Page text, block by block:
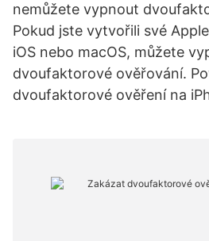
nemůžete vypnout
Pokud jste vytvořili své
iOS nebo macOS, můžete
dvoufaktorové ověřování.
dvoufaktorové ověření na